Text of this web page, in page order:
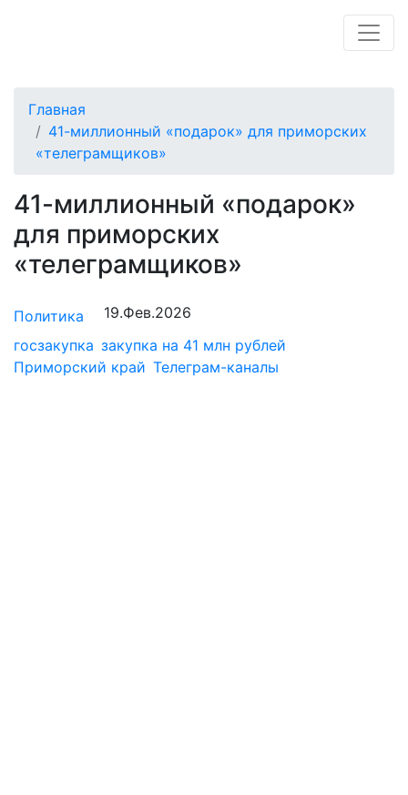
Главная
41-миллионный «подарок» для приморских
«телеграмщиков»
41-миллионный «подарок»
для приморских
«телеграмщиков»
Политика
19.Фев.2026
госзакупка закупка на 41 млн рублей
Приморский край Телеграм-каналы